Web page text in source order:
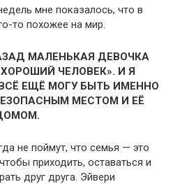
мне показалось, что в
то похожее на мир.
МАЛЕНЬКАЯ ДЕВОЧКА
ЧЕЛОВЕК». И Я
ЕЩЁ МОГУ БЫТЬ ИМЕННО
МЕСТОМ И ЕЁ
не поймут, что семья — это
приходить, оставаться и
друг друга. Эйвери